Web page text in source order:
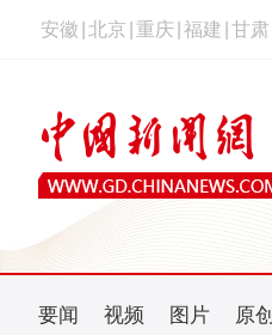
安徽 北京 重庆 福建 甘肃
要闻 视频 图片 原创